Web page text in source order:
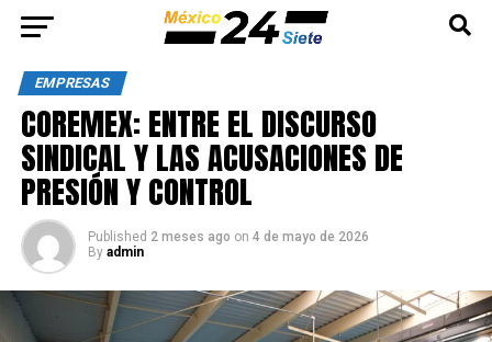
EMPRESAS
COREMEX: ENTRE EL DISCURSO
SINDICAL Y LAS ACUSACIONES DE
PRESIÓN Y CONTROL
Published 2 meses ago on 4 de mayo de 2026
By admin